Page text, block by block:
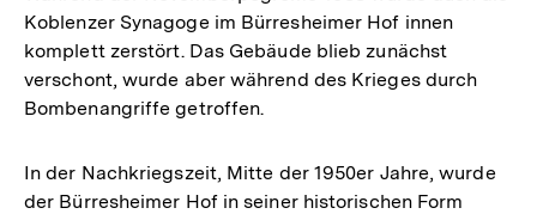
Koblenzer Synagoge im Bürresheimer Hof innen
komplett zerstört. Das Gebäude blieb zunächst
verschont, wurde aber während des Krieges durch
Bombenangriffe getroffen.
In der Nachkriegszeit, Mitte der 1950er Jahre, wurde
der Bürresheimer Hof in seiner historischen Form